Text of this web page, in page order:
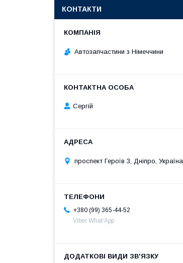
КОНТАКТИ
Автозапчастини з Німеччини
Сергій
проспект Героїв 3, Дніпро, Україна
+380 (99) 365-44-52
Viber What’App